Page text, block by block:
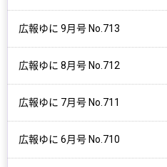
広報ゆに 9月号 No.713
広報ゆに 8月号 No.712
広報ゆに 7月号 No.711
広報ゆに 6月号 No.710